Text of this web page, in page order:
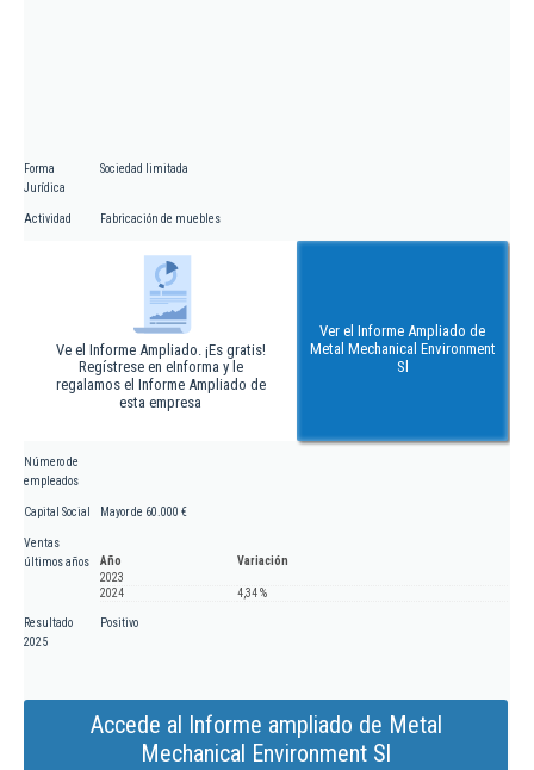
Forma
Jurídica
Sociedad limitada
Actividad Fabricación de muebles
Ve el Informe Ampliado. ¡Es gratis!
Regístrese en eInforma y le
regalamos el Informe Ampliado de
esta empresa
Ver el Informe Ampliado de
Metal Mechanical Environment
Sl
Número de
empleados
Capital Social Mayor de 60.000 €
Ventas
últimos años
Año
Variación
2023
2024
4,34 %
Resultado
2025
Positivo
Accede al Informe ampliado de Metal
Mechanical Environment Sl